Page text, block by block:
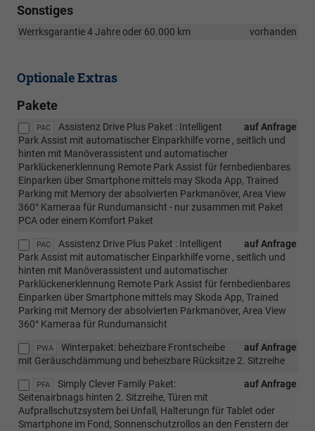
Sonstiges
Werrksgarantie 4 Jahre oder 60.000 km vorhanden
Optionale Extras
Pakete
PAC auf Anfrage
Assistenz Drive Plus Paket : Intelligent
Park Assist mit automatischer Einparkhilfe vorne , seitlich und
hinten mit Manöverassistent und automatischer
Parklückenerklennung Remote Park Assist für fernbedienbares
Einparken über Smartphone mittels may Skoda App, Trained
Parking mit Memory der absolvierten Parkmanöver, Area View
360° Kameraa für Rundumansicht - nur zusammen mit Paket
PCA oder einem Komfort Paket
PAC auf Anfrage
Assistenz Drive Plus Paket : Intelligent
Park Assist mit automatischer Einparkhilfe vorne , seitlich und
hinten mit Manöverassistent und automatischer
Parklückenerklennung Remote Park Assist für fernbedienbares
Einparken über Smartphone mittels may Skoda App, Trained
Parking mit Memory der absolvierten Parkmanöver, Area View
360° Kameraa für Rundumansicht
PWA auf Anfrage
Winterpaket: beheizbare Frontscheibe
mit Geräuschdämmung und beheizbare Rücksitze 2. Sitzreihe
PFA auf Anfrage
Simply Clever Family Paket:
Seitenairbnags hinten 2. Sitzreihe, Türen mit
Aufprallschutzsystem bei Unfall, Halterungn für Tablet oder
Smartphone im Fond, Sonnenschutzrollos an den Fenstern der